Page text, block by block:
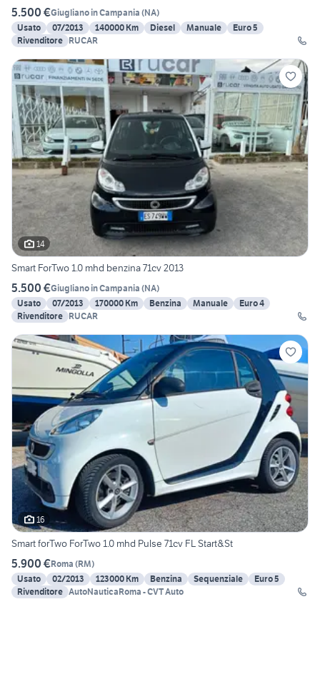
5.500 €Giugliano in Campania (NA)
Usato
07/2013 140000 Km Diesel Manuale
Euro 5
Rivenditore RUCAR
14
Smart ForTwo 1.0 mhd benzina 71cv 2013
5.500 €Giugliano in Campania (NA)
Usato
07/2013 170000 Km Benzina Manuale
Euro 4
Rivenditore RUCAR
16
Smart forTwo ForTwo 1.0 mhd Pulse 71cv FL Start&St
5.900 €Roma (RM)
Usato
02/2013 123000 Km Benzina Sequenziale
Euro 5
Rivenditore AutoNauticaRoma - CVT Auto